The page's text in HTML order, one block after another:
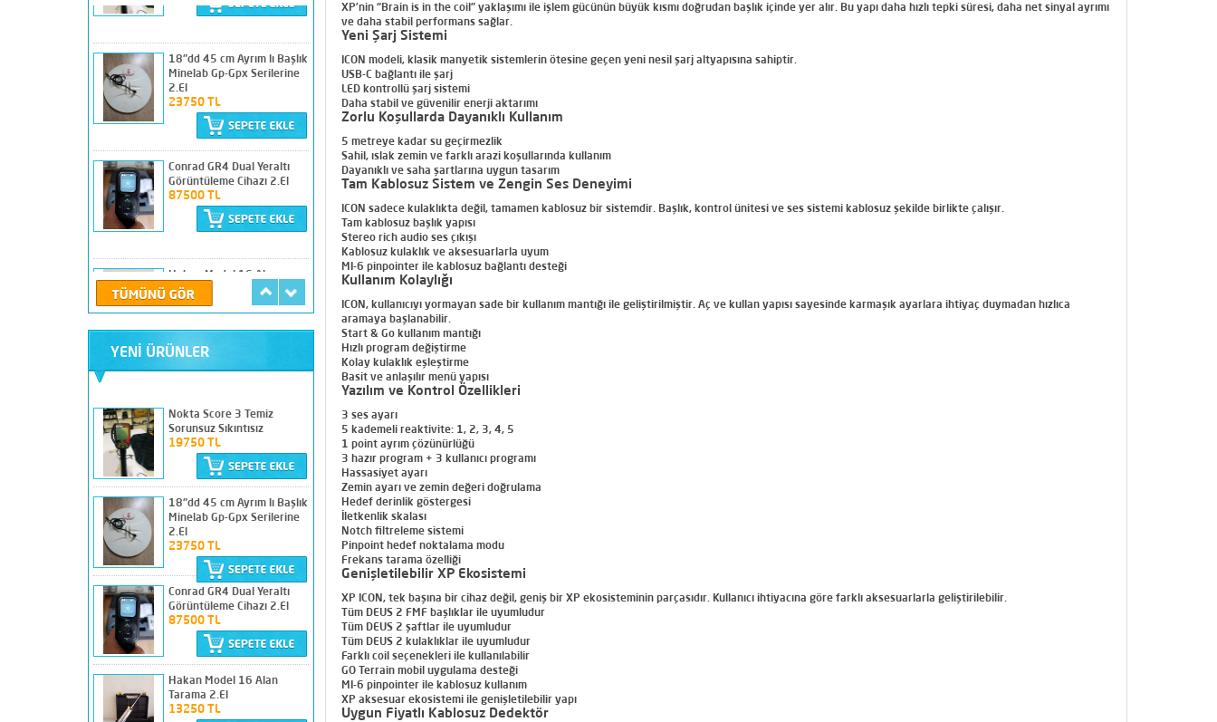
2.El
23750 TL
Conrad GR4 Dual Yeraltı
87500 TL
13250 TL
MİNELAB GP-GPX SERİLERİ
PROTON ELİC RB-I M-4 Sıfır
Ayarında
260000 TL
Deep 3D Max Alan
Tarama+Yeraltı
Görüntüleme Cihazı 2.El
38500 TL
Görüntüleme Cihazı 2.El
67500 TL
YENİ ÜRÜNLER
Nokta Score 3 Temiz
Sorunsuz Sıkıntısız
19750 TL
18"dd 45 cm Ayrım lı Başlık
Minelab Gp-Gpx Serilerine
2.El
23750 TL
Conrad GR4 Dual Yeraltı
Görüntüleme Cihazı 2.El
87500 TL
Hakan Model 16 Alan
Tarama 2.El
13250 TL
XP’nin“Brain is in the coil” yaklaşımı ile işlem gücünün büyük kısmı doğrudan başlık içinde yer alır. Bu yapı daha hızlı tepki süresi, daha net sinyal ayrımı
ve daha stabil performans sağlar.
Yeni Şarj Sistemi
ICON modeli, klasik manyetik sistemlerin ötesine geçen yeni nesil şarj altyapısına sahiptir.
USB-C bağlantı ile şarj
LED kontrollü şarj sistemi
Daha stabil ve güvenilir enerji aktarımı
Zorlu Koşullarda Dayanıklı Kullanım
5 metreye kadar su geçirmezlik
Sahil, ıslak zemin ve farklı arazi koşullarında kullanım
Dayanıklı ve saha şartlarına uygun tasarım
Tam Kablosuz Sistem ve Zengin Ses Deneyimi
ICON sadece kulaklıkta değil, tamamen kablosuz bir sistemdir. Başlık, kontrol ünitesi ve ses sistemi kablosuz şekilde birlikte çalışır.
Tam kablosuz başlık yapısı
Stereo rich audio ses çıkışı
Kablosuz kulaklık ve aksesuarlarla uyum
MI-6 pinpointer ile kablosuz bağlantı desteği
Kullanım Kolaylığı
ICON, kullanıcıyı yormayan sade bir kullanım mantığı ile geliştirilmiştir. Aç ve kullan yapısı sayesinde karmaşık ayarlara ihtiyaç duymadan hızlıca
aramaya başlanabilir.
Start & Go kullanım mantığı
Hızlı program değiştirme
Kolay kulaklık eşleştirme
Basit ve anlaşılır menü yapısı
Yazılım ve Kontrol Özellikleri
3 ses ayarı
5 kademeli reaktivite: 1, 2, 3, 4, 5
1 point ayrım çözünürlüğü
3 hazır program + 3 kullanıcı programı
Hassasiyet ayarı
Zemin ayarı ve zemin değeri doğrulama
Hedef derinlik göstergesi
İletkenlik skalası
Notch filtreleme sistemi
Pinpoint hedef noktalama modu
Frekans tarama özelliği
Genişletilebilir XP Ekosistemi
XP ICON, tek başına bir cihaz değil, geniş bir XP ekosisteminin parçasıdır. Kullanıcı ihtiyacına göre farklı aksesuarlarla geliştirilebilir.
Tüm DEUS 2 FMF başlıklar ile uyumludur
Tüm DEUS 2 şaftlar ile uyumludur
Tüm DEUS 2 kulaklıklar ile uyumludur
Farklı coil seçenekleri ile kullanılabilir
GO Terrain mobil uygulama desteği
MI-6 pinpointer ile kablosuz kullanım
XP aksesuar ekosistemi ile genişletilebilir yapı
Uygun Fiyatlı Kablosuz Dedektör